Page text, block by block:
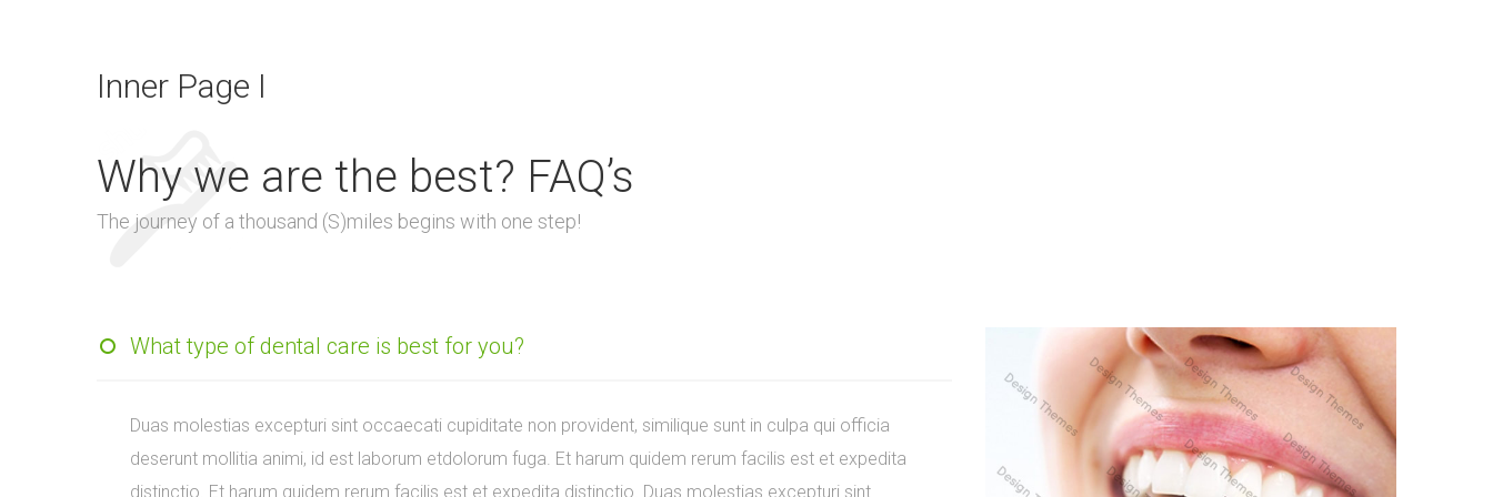
Inner Page I
Why we are the best? FAQ’s
The journey of a thousand (S)miles begins with one step!
What type of dental care is best for you?
Duas molestias excepturi sint occaecati cupiditate non provident, similique sunt in culpa qui officia
deserunt mollitia animi, id est laborum etdolorum fuga. Et harum quidem rerum facilis est et expedita
distinctio. Et harum quidem rerum facilis est et expedita distinctio. Duas molestias excepturi sint